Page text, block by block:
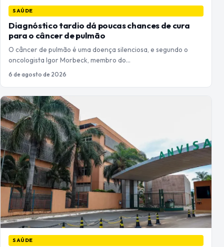
SAÚDE
Diagnóstico tardio dá poucas chances de cura
para o câncer de pulmão
O câncer de pulmão é uma doença silenciosa, e segundo o
oncologista Igor Morbeck, membro do…
6 de agosto de 2026
SAÚDE